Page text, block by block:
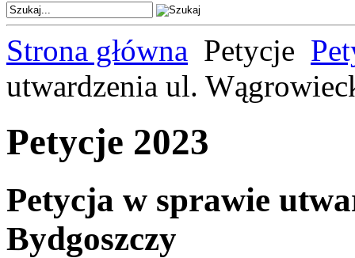
Strona główna Petycje
utwardzenia ul.
Petycje 2023
Petycja w sprawie
Bydgoszczy